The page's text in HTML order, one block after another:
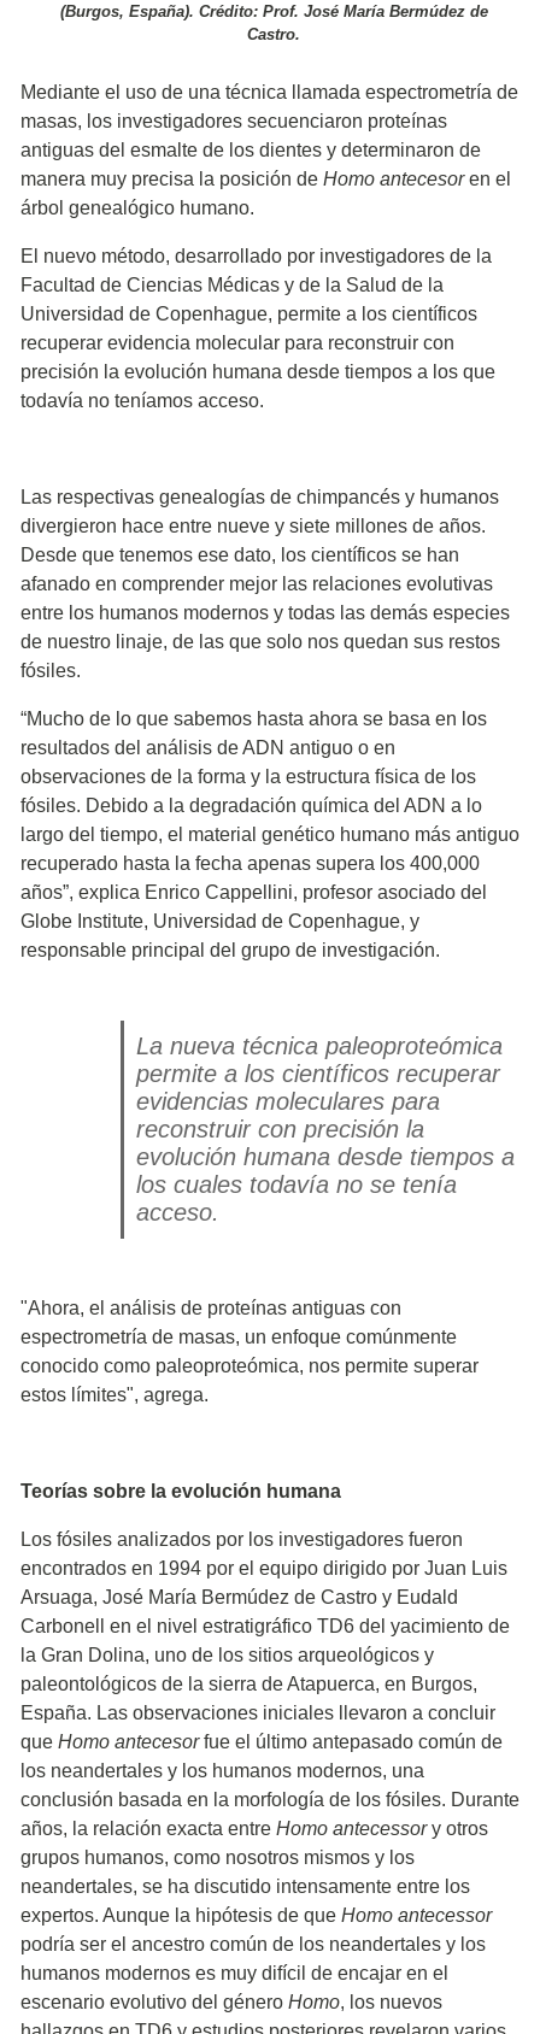
(Burgos, España). Crédito: Prof. José María Bermúdez de
Castro.
Mediante el uso de una técnica llamada espectrometría de
masas, los investigadores secuenciaron proteínas
antiguas del esmalte de los dientes y determinaron de
manera muy precisa la posición de Homo antecesoren el
árbol genealógico humano.
El nuevo método, desarrollado por investigadores de la
Facultad de Ciencias Médicas y de la Salud de la
Universidad de Copenhague, permite a los científicos
recuperar evidencia molecular para reconstruir con
precisión la evolución humana desde tiempos a los que
todavía no teníamos acceso.
Las respectivas genealogías de chimpancés y humanos
divergieron hace entre nueve y siete millones de años.
Desde que tenemos ese dato, los científicos se han
afanado en comprender mejor las relaciones evolutivas
entre los humanos modernos y todas las demás especies
de nuestro linaje, de las que solo nos quedan sus restos
fósiles.
“Mucho de lo que sabemos hasta ahora se basa en los
resultados del análisis de ADN antiguo o en
observaciones de la forma y la estructura física de los
fósiles. Debido a la degradación química del ADN a lo
largo del tiempo, el material genético humano más antiguo
recuperado hasta la fecha apenas supera los 400,000
años”, explica Enrico Cappellini, profesor asociado del
Globe Institute, Universidad de Copenhague, y
responsable principal del grupo de investigación.
La nueva técnica paleoproteómica
permite a los científicos recuperar
evidencias moleculares para
reconstruir con precisión la
evolución humana desde tiempos a
los cuales todavía no se tenía
acceso.
"Ahora, el análisis de proteínas antiguas con
espectrometría de masas, un enfoque comúnmente
conocido como paleoproteómica, nos permite superar
estos límites", agrega.
Teorías sobre la evolución humana
Los fósiles analizados por los investigadores fueron
encontrados en 1994 por el equipo dirigido por Juan Luis
Arsuaga, José María Bermúdez de Castro y Eudald
Carbonell en el nivel estratigráfico TD6 del yacimiento de
la Gran Dolina, uno de los sitios arqueológicos y
paleontológicos de la sierra de Atapuerca, en Burgos,
España. Las observaciones iniciales llevaron a concluir
que Homo antecesorfue el último antepasado común de
los neandertales y los humanos modernos, una
conclusión basada en la morfología de los fósiles. Durante
años, la relación exacta entre Homo antecessory otros
grupos humanos, como nosotros mismos y los
neandertales, se ha discutido intensamente entre los
expertos. Aunque la hipótesis de que Homo antecessor
podría ser el ancestro común de los neandertales y los
humanos modernos es muy difícil de encajar en el
escenario evolutivo del género Homo, los nuevos